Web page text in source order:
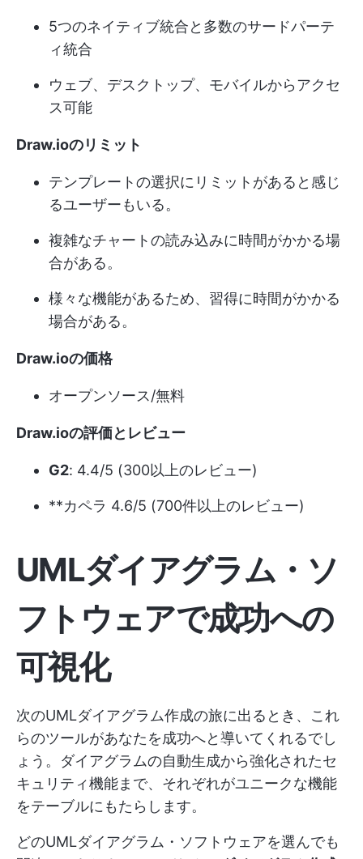
5つのネイティブ統合と多数のサードパーテ
ィ統合
ウェブ、デスクトップ、モバイルからアクセ
ス可能
Draw.ioのリミット
テンプレートの選択にリミットがあると感じ
るユーザーもいる。
複雑なチャートの読み込みに時間がかかる場
合がある。
様々な機能があるため、習得に時間がかかる
場合がある。
Draw.ioの価格
オープンソース/無料
Draw.ioの評価とレビュー
G2: 4.4/5 (300以上のレビュー)
**カペラ 4.6/5 (700件以上のレビュー)
UMLダイアグラム・ソ
フトウェアで成功への
可視化
次のUMLダイアグラム作成の旅に出るとき、これ
らのツールがあなたを成功へと導いてくれるでし
ょう。ダイアグラムの自動生成から強化されたセ
キュリティ機能まで、それぞれがユニークな機能
をテーブルにもたらします。
どのUMLダイアグラム・ソフトウェアを選んでも